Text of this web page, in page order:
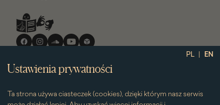
PL | EN
Ustawienia prywatności
Ta strona używa ciasteczek (cookies), dzięki którym nasz serwis
Media
społecznościowe